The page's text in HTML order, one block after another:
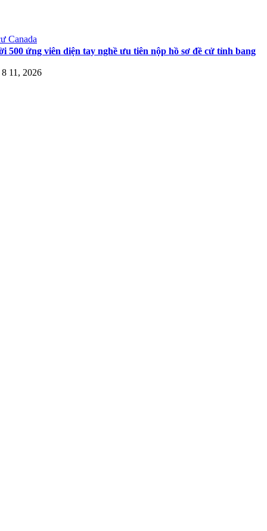
Canada
500 ứng viên diện tay nghề ưu tiên nộp hồ sơ đề cử tỉnh bang
11, 2026